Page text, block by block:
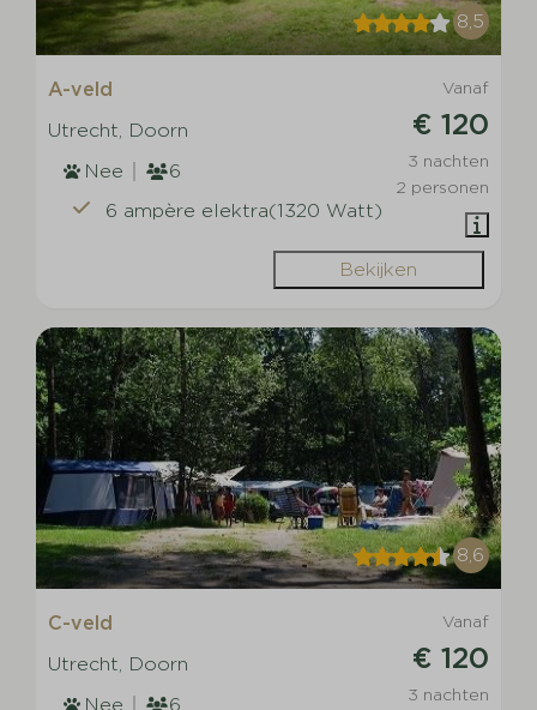
8,5
Vanaf
€ 120
3 nachten
2 personen
A-veld
Utrecht, Doorn
Nee
6
6 ampère elektra(1320 Watt)
Bekijken
8,6
Vanaf
€ 120
3 nachten
C-veld
Utrecht, Doorn
Nee
6